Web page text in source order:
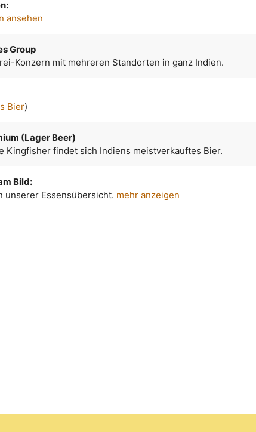
ansehen
Group
Konzern mit mehreren Standorten in ganz Indien.
Bier)
(Lager Beer)
Kingfisher findet sich Indiens meistverkauftes Bier.
Bild:
unserer Essensübersicht. mehr anzeigen